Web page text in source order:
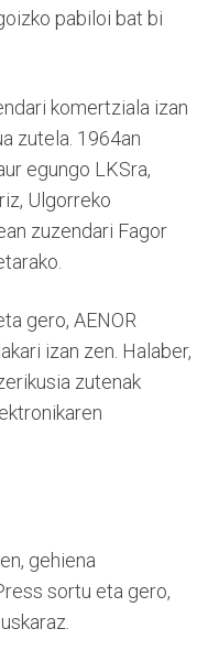
pabiloi bat bi
komertziala izan
zutela. 1964an
egungo LKSra,
Ulgorreko
zuzendari Fagor
gero, AENOR
izan zen. Halaber,
zutenak
gehiena
sortu eta gero,